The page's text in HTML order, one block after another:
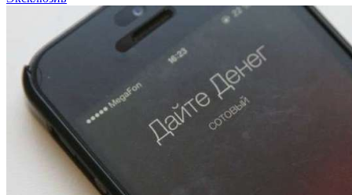
Волгоградские вузы в топе зарплатного
рейтинга: ВолгГТУ и ВолгГМУ вошли в топ‑15
для химической отрасли и фармацевтики
18:39
В Красноармейском районе Волгограда стартует
конкурс на ремонт моста через Волго‑Донской
судоходный канал